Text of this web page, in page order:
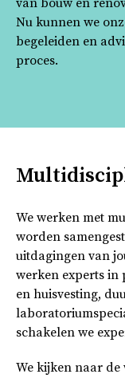
van bouw en
Nu kunnen we
begeleiden en
proces.
We werken met
worden
uitdagingen van
werken experts in
en huisvesting,
schakelen we
We kijken naar de